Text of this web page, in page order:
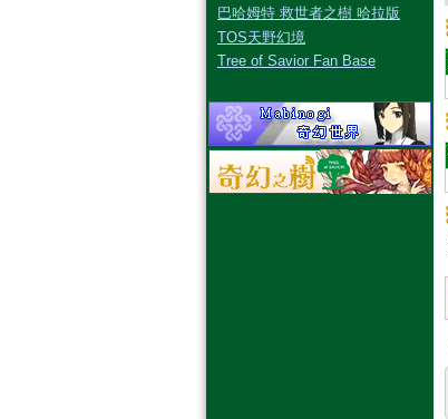
巴哈姆特 救世者之樹 哈拉版
TOS天野幻境
Tree of Savior Fan Base